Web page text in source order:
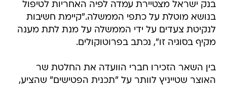
בנק ישראל מצטיירת עמדה לפיה האחריות לטיפול
בנושא מוטלת על כתפי הממשלה."קיימת חשיבות
לנקיטת צעדים על ידי הממשלה על מנת לתת מענה
מקיף בסוגיה זו", נכתב בפרוטוקולים.
בין השאר הזכירו חברי הוועדה את החלטת שר
האוצר שטייניץ לוותר על "תכנית הפטישים" שהציע,